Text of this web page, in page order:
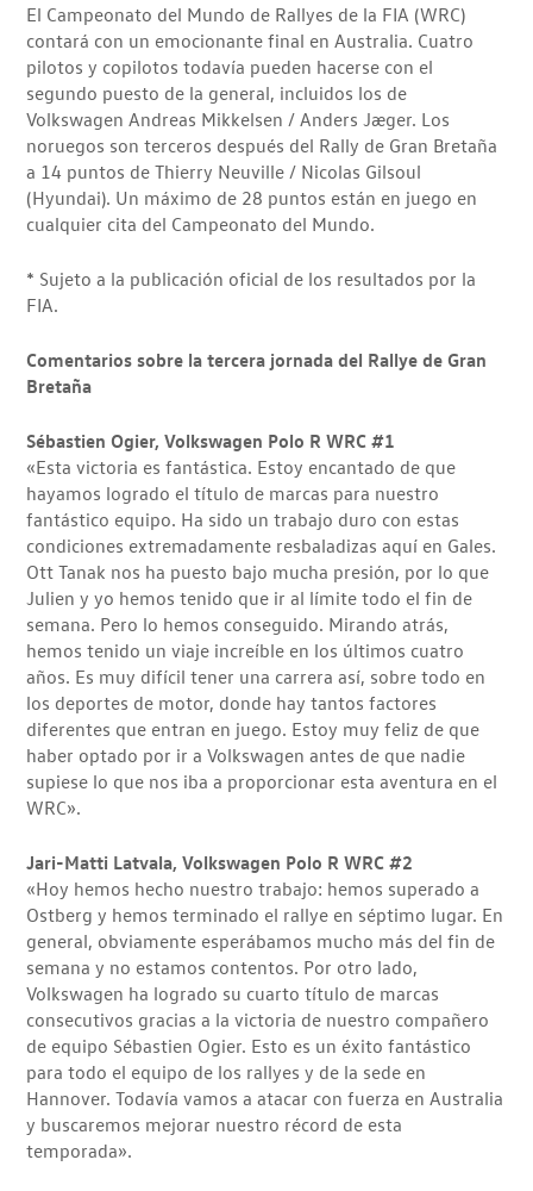
El Campeonato del Mundo de Rallyes de la FIA (WRC)
contará con un emocionante final en Australia. Cuatro
pilotos y copilotos todavía pueden hacerse con el
segundo puesto de la general, incluidos los de
Volkswagen Andreas Mikkelsen / Anders Jæger. Los
noruegos son terceros después del Rally de Gran Bretaña
a 14 puntos de Thierry Neuville / Nicolas Gilsoul
(Hyundai). Un máximo de 28 puntos están en juego en
cualquier cita del Campeonato del Mundo.
* Sujeto a la publicación oficial de los resultados por la
FIA.
Comentarios sobre la tercera jornada del Rallye de Gran
Bretaña
Sébastien Ogier, Volkswagen Polo R WRC #1
«Esta victoria es fantástica. Estoy encantado de que
hayamos logrado el título de marcas para nuestro
fantástico equipo. Ha sido un trabajo duro con estas
condiciones extremadamente resbaladizas aquí en Gales.
Ott Tanak nos ha puesto bajo mucha presión, por lo que
Julien y yo hemos tenido que ir al límite todo el fin de
semana. Pero lo hemos conseguido. Mirando atrás,
hemos tenido un viaje increíble en los últimos cuatro
años. Es muy difícil tener una carrera así, sobre todo en
los deportes de motor, donde hay tantos factores
diferentes que entran en juego. Estoy muy feliz de que
haber optado por ir a Volkswagen antes de que nadie
supiese lo que nos iba a proporcionar esta aventura en el
WRC».
Jari-Matti Latvala, Volkswagen Polo R WRC #2
«Hoy hemos hecho nuestro trabajo: hemos superado a
Ostberg y hemos terminado el rallye en séptimo lugar. En
general, obviamente esperábamos mucho más del fin de
semana y no estamos contentos. Por otro lado,
Volkswagen ha logrado su cuarto título de marcas
consecutivos gracias a la victoria de nuestro compañero
de equipo Sébastien Ogier. Esto es un éxito fantástico
para todo el equipo de los rallyes y de la sede en
Hannover. Todavía vamos a atacar con fuerza en Australia
y buscaremos mejorar nuestro récord de esta
temporada».